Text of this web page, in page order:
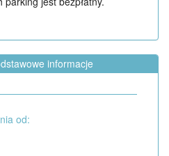
informacje
od: